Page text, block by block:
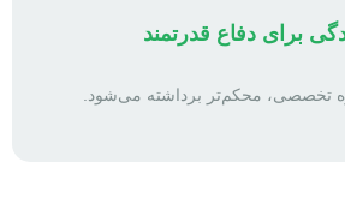
تخصصی، محکم‌تر برداشته می‌شود.